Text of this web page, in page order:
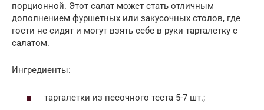
порционной. Этот салат может стать отличным
дополнением фуршетных или закусочных столов, где
гости не сидят и могут взять себе в руки тарталетку с
салатом.
Ингредиенты:
тарталетки из песочного теста 5-7 шт.;